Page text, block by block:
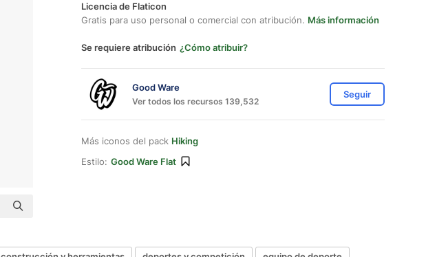
Licencia de Flaticon
Gratis para uso personal o comercial con atribución. Más información
Se requiere atribución ¿Cómo atribuir?
Good Ware
Ver todos los recursos 139,532
Seguir
Más iconos del pack Hiking
Estilo: Good Ware Flat